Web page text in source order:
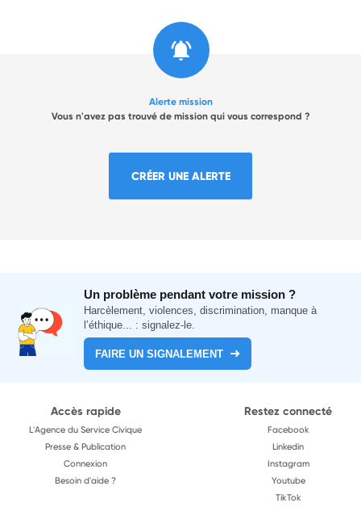
Alerte mission
Vous n'avez pas trouvé de mission qui vous correspond ?
CRÉER UNE ALERTE
Un problème pendant votre mission ?
Harcèlement, violences, discrimination, manque à
l’éthique... : signalez-le.
FAIRE UN SIGNALEMENT
Accès rapide
L'Agence du Service Civique
Presse & Publication
Connexion
Besoin d'aide ?
Restez connecté
Facebook
Linkedin
Instagram
Youtube
TikTok